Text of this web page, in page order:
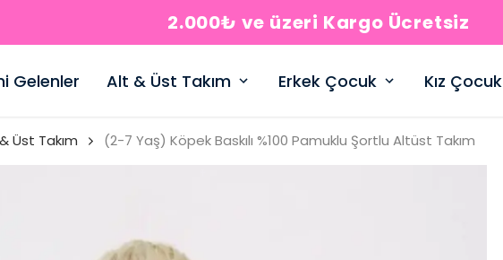
2.000₺ ve üzeri Kargo Ücretsiz
Gelenler Alt & Üst Takım Erkek Çocuk Kız Çocuk
Üst Takım (2-7 Yaş) Köpek Baskılı %100 Pamuklu Şortlu Altüst Takım